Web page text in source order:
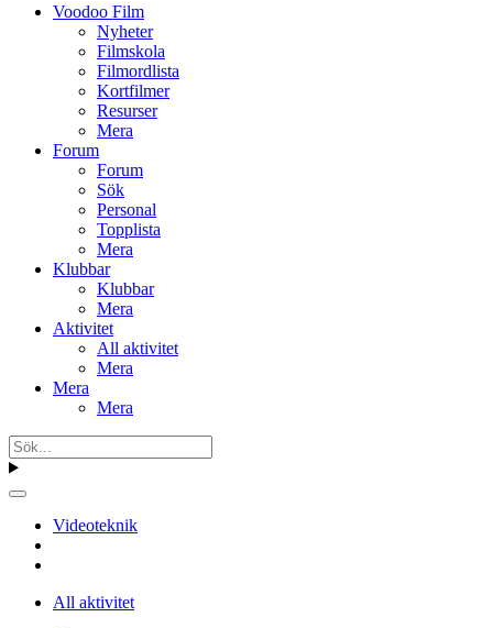
Voodoo Film
Nyheter
Filmskola
Filmordlista
Kortfilmer
Resurser
Mera
Forum
Forum
Sök
Personal
Topplista
Mera
Klubbar
Klubbar
Mera
Aktivitet
All aktivitet
Mera
Mera
Mera
Videoteknik
All aktivitet